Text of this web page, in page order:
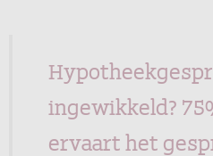
ingewikkeld?
ervaart het